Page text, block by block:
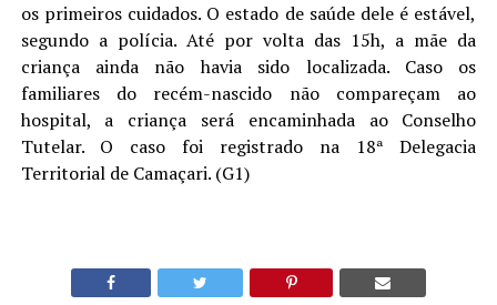
os primeiros cuidados. O estado de saúde dele é estável,
segundo a polícia. Até por volta das 15h, a mãe da
criança ainda não havia sido localizada. Caso os
familiares do recém-nascido não compareçam ao
hospital, a criança será encaminhada ao Conselho
Tutelar. O caso foi registrado na 18ª Delegacia
Territorial de Camaçari. (G1)